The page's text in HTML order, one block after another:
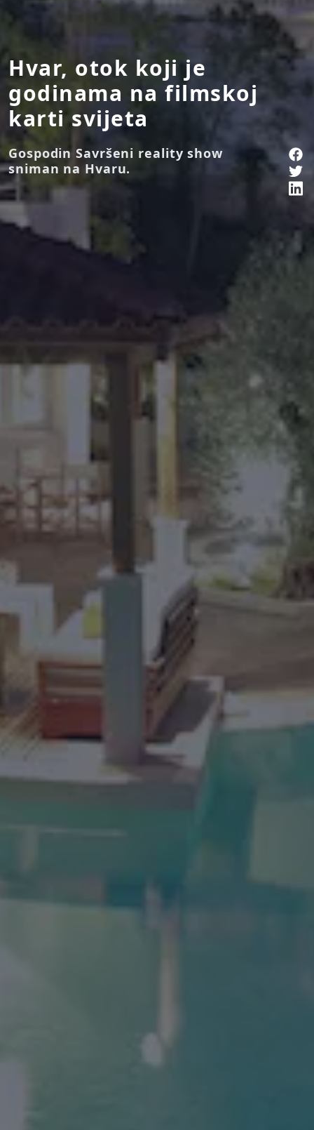
Hvar, otok koji je
godinama na filmskoj
karti svijeta
Gospodin Savršeni reality show
sniman na Hvaru.